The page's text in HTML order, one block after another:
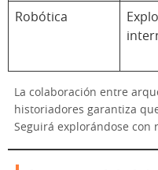
Robótica
La colaboración entre
historiadores garantiza
Seguirá explorándose con